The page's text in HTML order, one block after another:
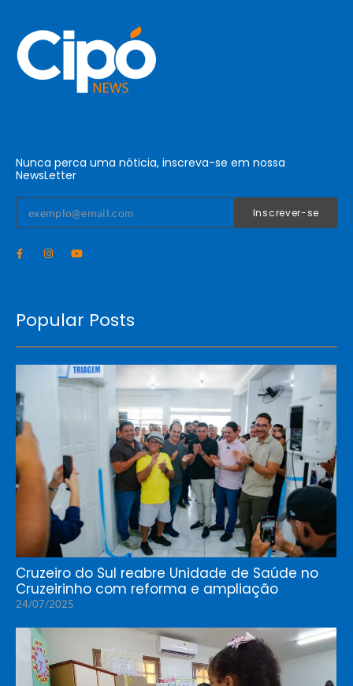
Nunca perca uma nóticia, inscreva-se em nossa
NewsLetter
Inscrever-se
Popular Posts
Cruzeiro do Sul reabre Unidade de Saúde no
Cruzeirinho com reforma e ampliação
24/07/2025